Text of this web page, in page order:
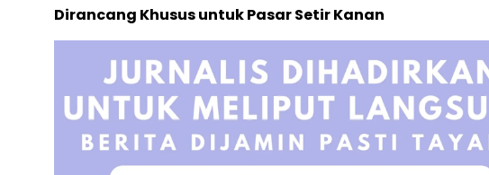
Dirancang Khusus untuk Pasar Setir Kanan